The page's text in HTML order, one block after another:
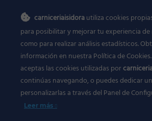
Descargate gratis nuestra APP en
carniceriaisidorautiliza cookies
para posibilitar y mejorar tu experiencia
como para realizar análisis estadísticos.
información en nuestra Política de
aceptas las cookies utilizadas por
continúas navegando, o puedes dedicar
personalizarlas a través del Panel de
Leer más